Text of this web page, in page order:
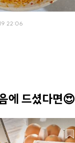
22:06
에 드셨다면😍